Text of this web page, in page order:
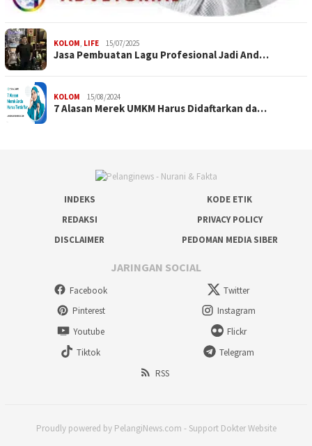
KOLOM, LIFE 15/07/2025
Jasa Pembuatan Lagu Profesional Jadi And…
KOLOM 15/08/2024
7 Alasan Merek UMKM Harus Didaftarkan da…
INDEKS
KODE ETIK
REDAKSI
PRIVACY POLICY
DISCLAIMER
PEDOMAN MEDIA SIBER
JARINGAN SOCIAL
Facebook
Twitter
Pinterest
Instagram
Youtube
Flickr
Tiktok
Telegram
RSS
Proudly powered by PelangiNews.com - Support Dokter Website